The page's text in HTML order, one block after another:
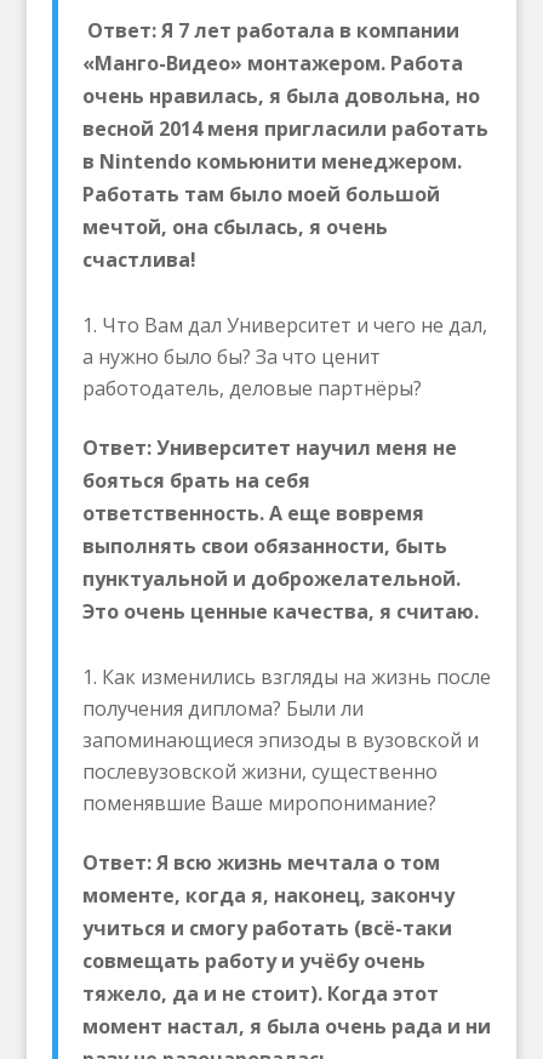
Ответ: Я 7 лет работала в компании
«Манго-Видео» монтажером. Работа
очень нравилась, я была довольна, но
весной 2014 меня пригласили работать
в Nintendo комьюнити менеджером.
Работать там было моей большой
мечтой, она сбылась, я очень
счастлива!
Что Вам дал Университет и чего не дал,
а нужно было бы? За что ценит
работодатель, деловые партнёры?
Ответ: Университет научил меня не
бояться брать на себя
ответственность. А еще вовремя
выполнять свои обязанности, быть
пунктуальной и доброжелательной.
Это очень ценные качества, я считаю.
Как изменились взгляды на жизнь после
получения диплома? Были ли
запоминающиеся эпизоды в вузовской и
послевузовской жизни, существенно
поменявшие Ваше миропонимание?
Ответ: Я всю жизнь мечтала о том
моменте, когда я, наконец, закончу
учиться и смогу работать (всё-таки
совмещать работу и учёбу очень
тяжело, да и не стоит). Когда этот
момент настал, я была очень рада и ни